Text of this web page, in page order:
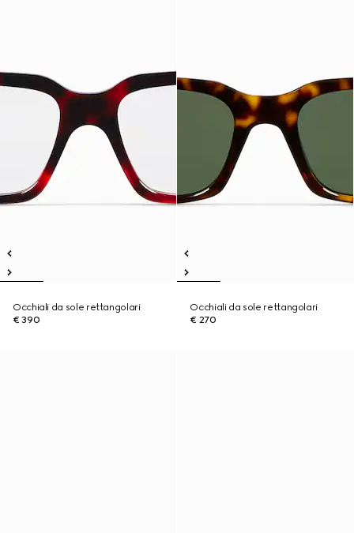
Occhiali da sole rettangolari
€ 390
Occhiali da sole rettangolari
€ 270